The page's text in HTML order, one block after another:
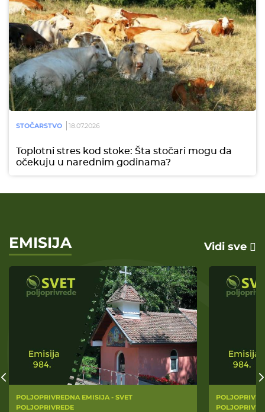
STOČARSTVO 18.07.2026
Toplotni stres kod stoke: Šta stočari mogu da
očekuju u narednim godinama?
EMISIJA Vidi sve
POLJOPRIVREDNA EMISIJA - SVET
POLJOPRIVREDE